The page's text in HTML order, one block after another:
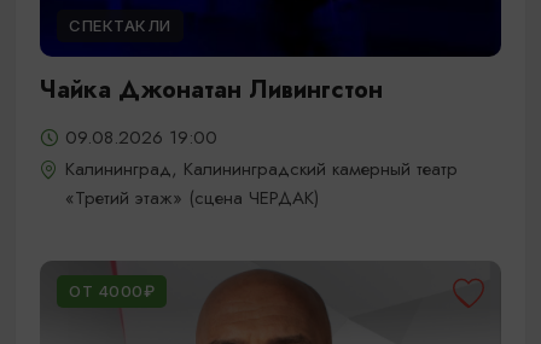
СПЕКТАКЛИ
Чайка Джонатан Ливингстон
09.08.2026 19:00
Калининград, Калининградский камерный театр
«Третий этаж» (сцена ЧЕРДАК)
ОТ 4000₽